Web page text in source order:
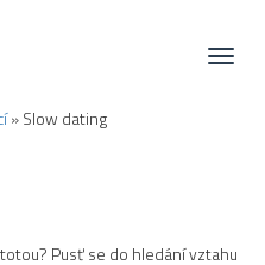
Toggle
»Slow dating
Pusť se do hledání vztahu